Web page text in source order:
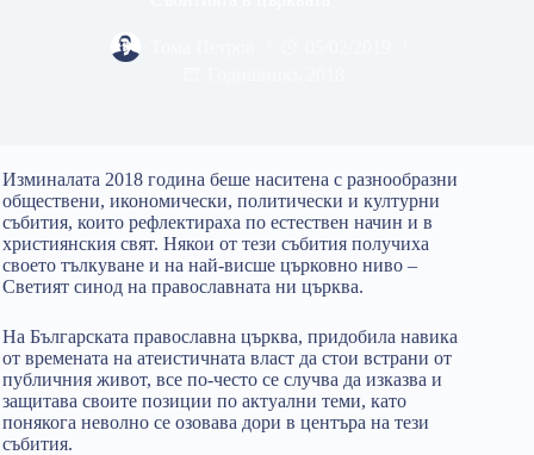
Изминалата 2018 година беше наситена с разнообразни
обществени, икономически, политически и културни
събития, които рефлектираха по естествен начин и в
християнския свят. Някои от тези събития получиха
своето тълкуване и на най-висше църковно ниво –
Светият синод на православната ни църква.
На Българската православна църква, придобила навика
от времената на атеистичната власт да стои встрани от
публичния живот, все по-често се случва да изказва и
защитава своите позиции по актуални теми, като
понякога неволно се озовава дори в центъра на тези
събития.